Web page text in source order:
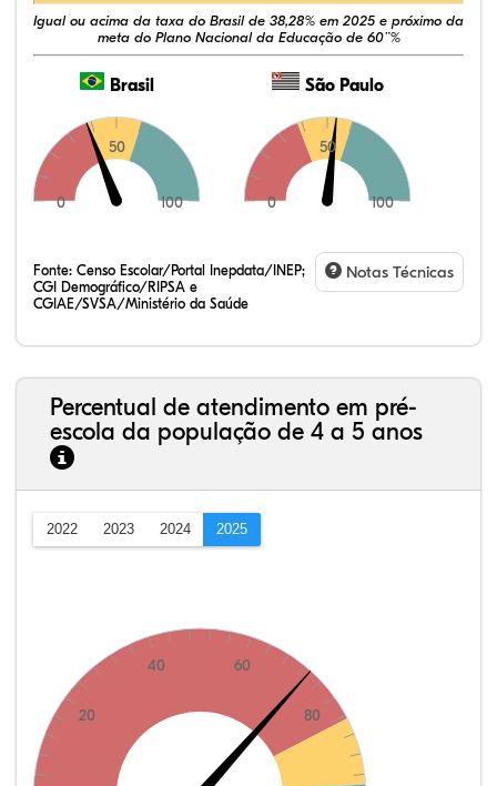
Igual ou acima da taxa do Brasil de 38,28% em 2025 e próximo da
meta do Plano Nacional da Educação de 60¨%
Brasil
0
50
100
São Paulo
0
50
100
Fonte: Censo Escolar/Portal Inepdata/INEP;
CGI Demográfico/RIPSA e
CGIAE/SVSA/Ministério da Saúde
Notas Técnicas
Percentual de atendimento em pré-
escola da população de 4 a 5 anos
2022 2023 2024 2025
20
40 60
80